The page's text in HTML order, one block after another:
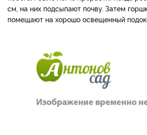
см, на них подсыпают почву. Затем
помещают на хорошо освещенный